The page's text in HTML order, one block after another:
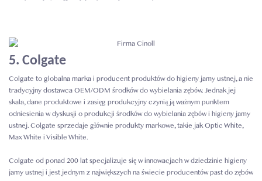
5. Colgate
Colgate to globalna marka i producent produktów do higieny jamy ustnej, a nie
tradycyjny dostawca OEM/ODM środków do wybielania zębów. Jednak jej
skala, dane produktowe i zasięg produkcyjny czynią ją ważnym punktem
odniesienia w dyskusji o produkcji środków do wybielania zębów i higieny jamy
ustnej. Colgate sprzedaje głównie produkty markowe, takie jak Optic White,
Max White i Visible White.
Colgate od ponad 200 lat specjalizuje się w innowacjach w dziedzinie higieny
jamy ustnej i jest jednym z największych na świecie producentów past do zębów